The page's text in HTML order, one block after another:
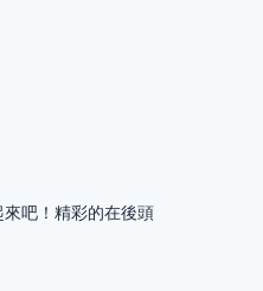
吧！精彩的在後頭